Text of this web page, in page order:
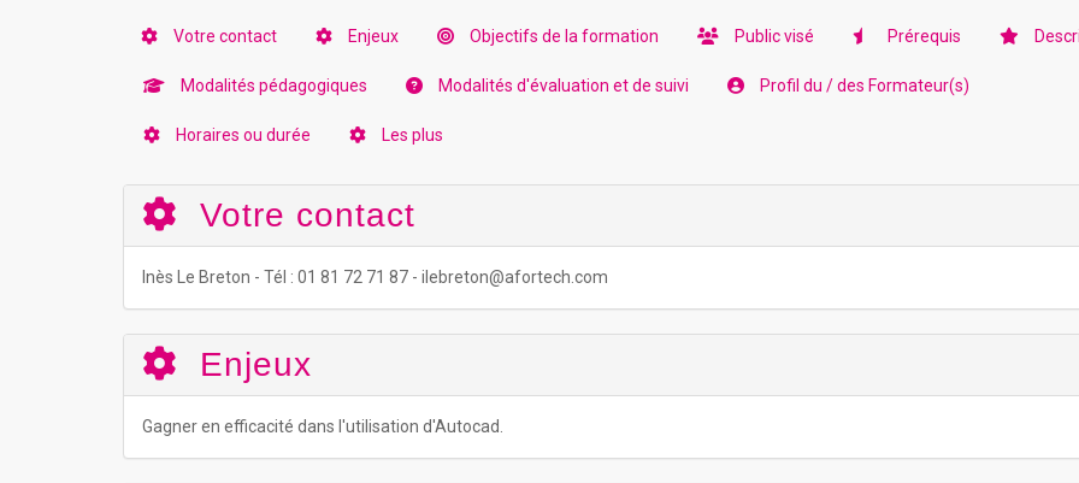
Votre contact Enjeux Objectifs de la formation Public visé Prérequis
Modalités pédagogiques Modalités d'évaluation et de suivi Profil du / des Formateur(s)
Horaires ou durée Les plus
Votre contact
Inès Le Breton - Tél : 01 81 72 71 87 - ilebreton@afortech.com
Enjeux
Gagner en efficacité dans l'utilisation d'Autocad.